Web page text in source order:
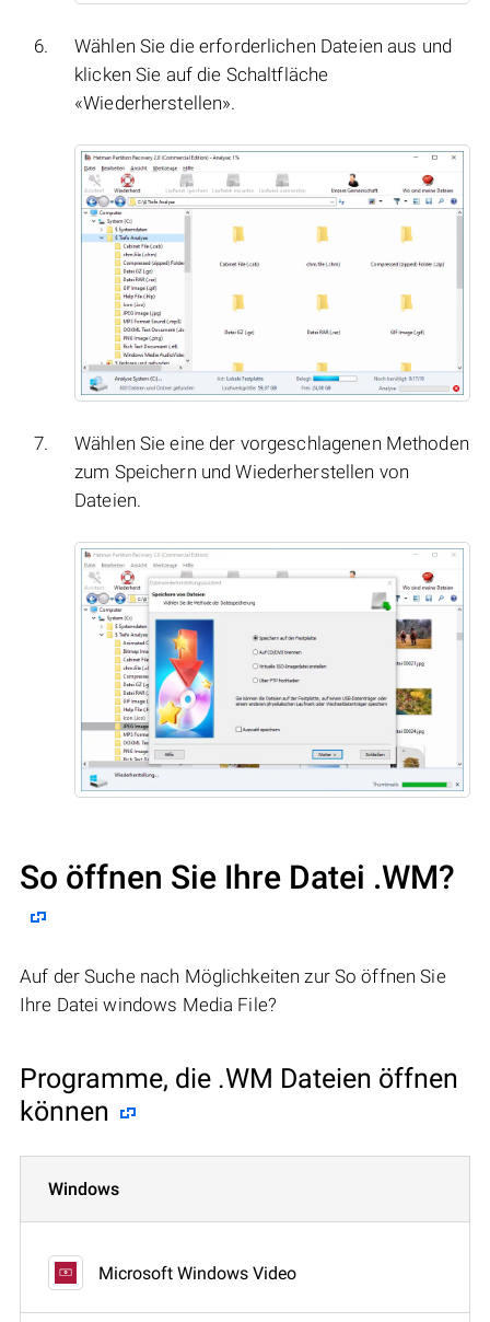
Wählen Sie die erforderlichen Dateien aus und
klicken Sie auf die Schaltfläche
«Wiederherstellen».
Wählen Sie eine der vorgeschlagenen Methoden
zum Speichern und Wiederherstellen von
Dateien.
So öffnen Sie Ihre Datei .WM?
Auf der Suche nach Möglichkeiten zur So öffnen Sie
Ihre Datei windows Media File?
Programme, die .WM Dateien öffnen
können
Windows
Microsoft Windows Video